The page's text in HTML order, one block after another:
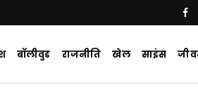
बॉलीवुड राजनीति खेल साइंस